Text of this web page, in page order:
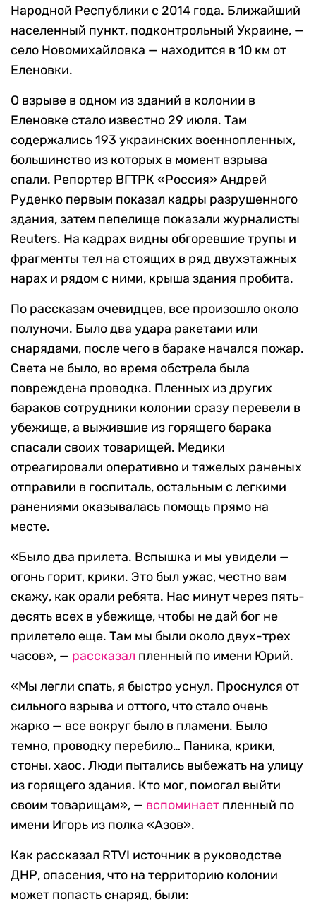
Народной Республики с 2014 года. Ближайший
населенный пункт, подконтрольный Украине, —
село Новомихайловка — находится в 10 км от
Еленовки.
О взрыве в одном из зданий в колонии в
Еленовке стало известно 29 июля. Там
содержались 193 украинских военнопленных,
большинство из которых в момент взрыва
спали. Репортер ВГТРК «Россия» Андрей
Руденко первым показал кадры разрушенного
здания, затем пепелище показали журналисты
Reuters. На кадрах видны обгоревшие трупы и
фрагменты тел на стоящих в ряд двухэтажных
нарах и рядом с ними, крыша здания пробита.
По рассказам очевидцев, все произошло около
полуночи. Было два удара ракетами или
снарядами, после чего в бараке начался пожар.
Света не было, во время обстрела была
повреждена проводка. Пленных из других
бараков сотрудники колонии сразу перевели в
убежище, а выжившие из горящего барака
спасали своих товарищей. Медики
отреагировали оперативно и тяжелых раненых
отправили в госпиталь, остальным с легкими
ранениями оказывалась помощь прямо на
месте.
«Было два прилета. Вспышка и мы увидели —
огонь горит, крики. Это был ужас, честно вам
скажу, как орали ребята. Нас минут через пять-
десять всех в убежище, чтобы не дай бог не
прилетело еще. Там мы были около двух-трех
часов», — рассказал пленный по имени Юрий.
«Мы легли спать, я быстро уснул. Проснулся от
сильного взрыва и оттого, что стало очень
жарко — все вокруг было в пламени. Было
темно, проводку перебило… Паника, крики,
стоны, хаос. Люди пытались выбежать на улицу
из горящего здания. Кто мог, помогал выйти
своим товарищам», — вспоминает пленный по
имени Игорь из полка «Азов».
Как рассказал RTVI источник в руководстве
ДНР, опасения, что на территорию колонии
может попасть снаряд, были: